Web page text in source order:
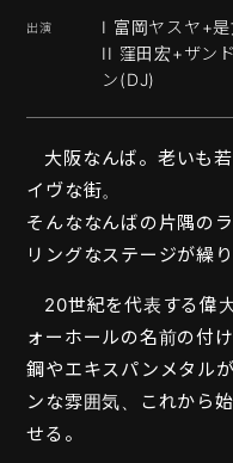
PIANO RECITAL
PLAYERS
I 富岡ヤスヤ+
II 窪田宏+ザン
ン(DJ)
大阪なんば。老いも
イヴな街。
そんななんばの片隅の
リングなステージが繰
20世紀を代表する偉
ォーホールの名前の付
鋼やエキスパンメタル
ンな雰囲気、これから
せる。